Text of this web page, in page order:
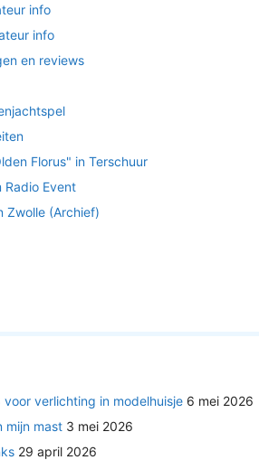
info
info
en reviews
Florus" in Terschuur
Radio Event
Zwolle (Archief)
voor verlichting in modelhuisje 6 mei 2026
mijn mast 3 mei 2026
29 april 2026